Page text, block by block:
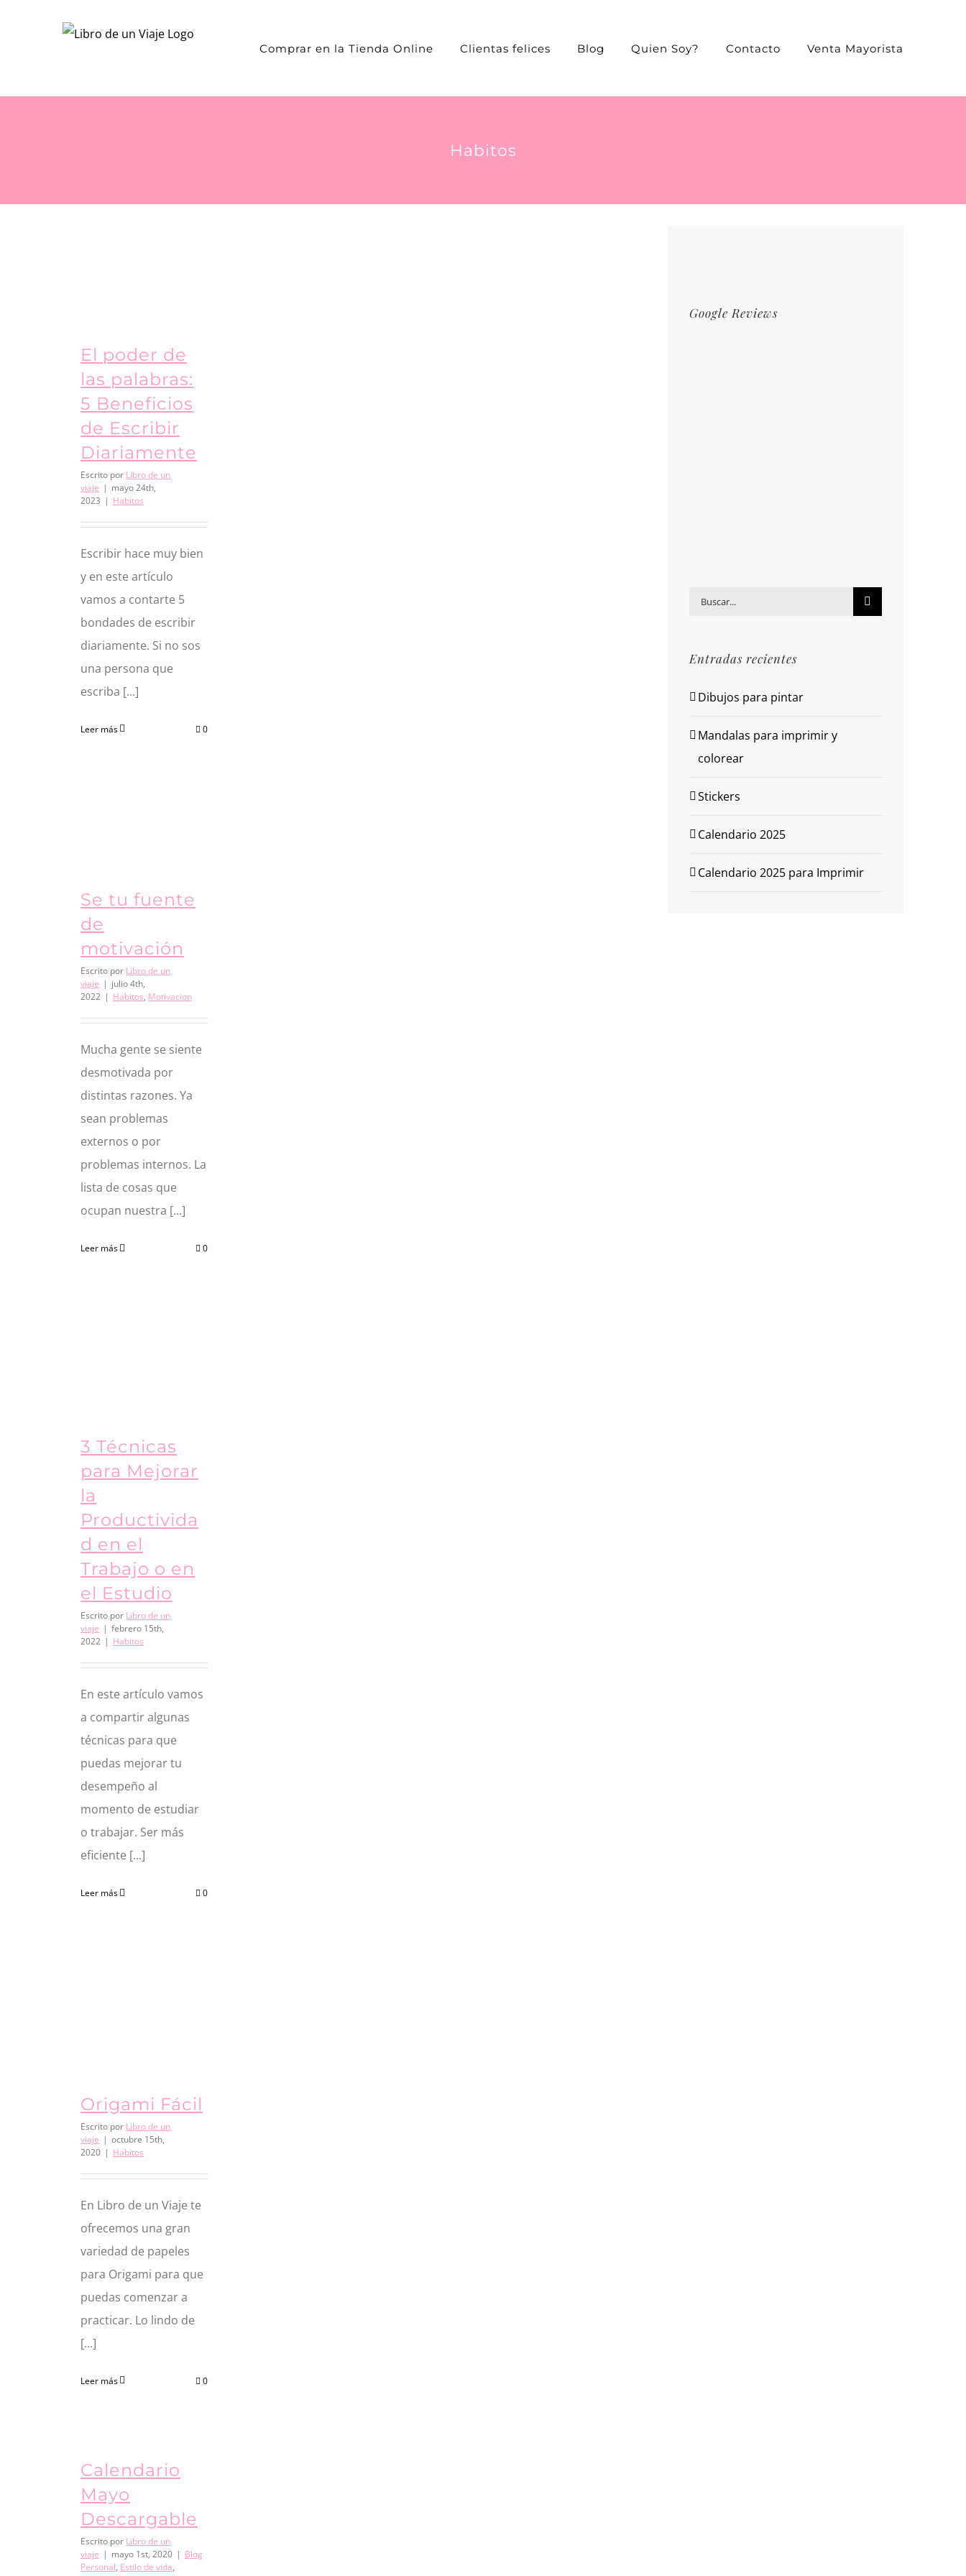
Comprar en la Tienda Online Clientas felices Blog Quien Soy? Contacto Venta Mayorista
Habitos
El poder de
las palabras:
5 Beneficios
de Escribir
Diariamente
Escrito por Libro de un
viaje | mayo 24th,
2023 | Habitos
Escribir hace muy bien
y en este artículo
vamos a contarte 5
bondades de escribir
diariamente. Si no sos
una persona que
escriba [...]
Leer más 0
Se tu fuente
de
motivación
Escrito por Libro de un
viaje | julio 4th,
2022 | Habitos, Motivacion
Mucha gente se siente
desmotivada por
distintas razones. Ya
sean problemas
externos o por
problemas internos. La
lista de cosas que
ocupan nuestra [...]
Leer más 0
3 Técnicas
para Mejorar
la
Productivida
d en el
Trabajo o en
el Estudio
Escrito por Libro de un
viaje | febrero 15th,
2022 | Habitos
En este artículo vamos
a compartir algunas
técnicas para que
puedas mejorar tu
desempeño al
momento de estudiar
o trabajar. Ser más
eficiente [...]
Leer más 0
Origami Fácil
Escrito por Libro de un
viaje | octubre 15th,
2020 | Habitos
En Libro de un Viaje te
ofrecemos una gran
variedad de papeles
para Origami para que
puedas comenzar a
practicar. Lo lindo de
[...]
Leer más 0
Calendario
Mayo
Descargable
Escrito por Libro de un
viaje | mayo 1st, 2020 | Blog
Personal, Estilo de vida,
Google Reviews
Buscar:
Entradas recientes
Dibujos para pintar
Mandalas para imprimir y
colorear
Stickers
Calendario 2025
Calendario 2025 para Imprimir